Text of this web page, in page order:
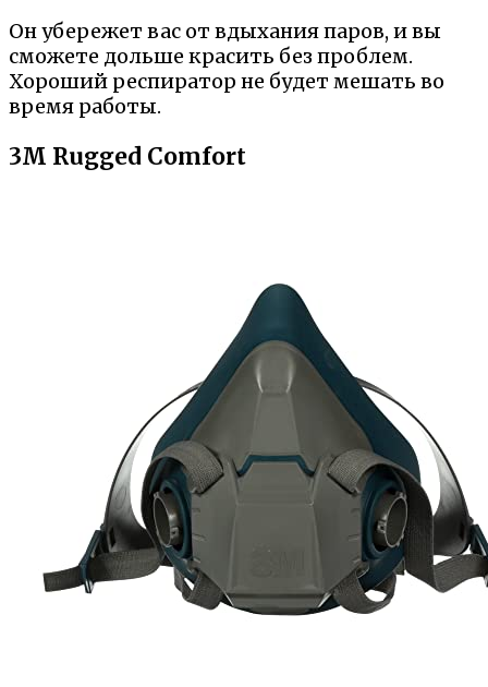
Он убережет вас от вдыхания паров, и вы
сможете дольше красить без проблем.
Хороший респиратор не будет мешать во
время работы.
3M Rugged Comfort